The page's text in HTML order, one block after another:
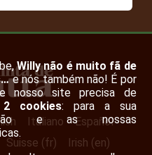
Italiano
Español
Suisse (fr) Irish (en)
Willy não é muito fã de
e nós também não! É por
nosso site precisa de
2 cookies: para a sua
e as nossas